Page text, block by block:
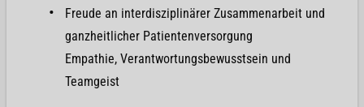
Freude an interdisziplinärer Zusammenarbeit und
ganzheitlicher Patientenversorgung
Empathie, Verantwortungsbewusstsein und
Teamgeist